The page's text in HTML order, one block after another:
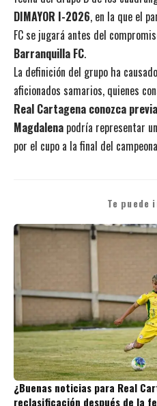
DIMAYOR I-2026, en la que el
FC se jugará antes del
Barranquilla FC.
La definición del grupo ha
aficionados samarios, quienes
Real Cartagena conozca
Magdalena podría representar
por el cupo a la final del
Te puede
¿Buenas noticias para Real
reclasificación después de la